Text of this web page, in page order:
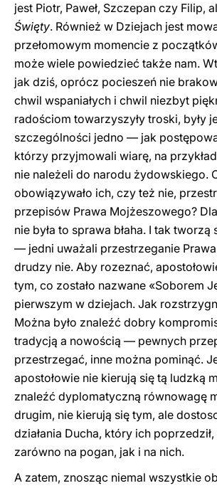
jest Piotr, Paweł, Szczepan czy Filip,
Święty. Również w Dziejach jest
przełomowym momencie z
może wiele powiedzieć także nam.
jak dziś, oprócz pocieszeń nie
chwil wspaniałych i chwil niezbyt
radościom towarzyszyły troski, były
szczególności jedno — jak
którzy przyjmowali wiarę, na
nie należeli do narodu żydowskiego.
obowiązywało ich, czy też nie,
przepisów Prawa Mojżeszowego?
nie była to sprawa błaha. I tak
— jedni uważali przestrzeganie
drudzy nie. Aby rozeznać,
tym, co zostało nazwane «Soborem
pierwszym w dziejach. Jak
Można było znaleźć dobry
tradycją a nowością — pewnych
przestrzegać, inne można pominąć.
apostołowie nie kierują się tą ludzką
znaleźć dyplomatyczną równowagę
drugim, nie kierują się tym, ale
działania Ducha, który ich
zarówno na pogan, jak i na nich.
A zatem, znosząc niemal wszystkie